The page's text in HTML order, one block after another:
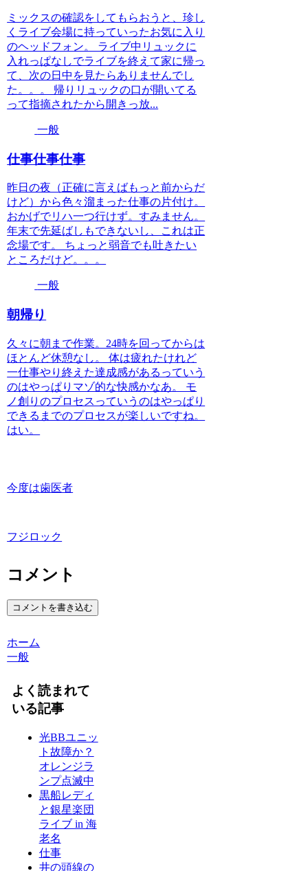
ミックスの確認をしてもらおうと、珍し
くライブ会場に持っていったお気に入り
のヘッドフォン。 ライブ中リュックに
入れっぱなしでライブを終えて家に帰っ
て、次の日中を見たらありませんでし
た。。。 帰りリュックの口が開いてる
って指摘されたから開きっ放...
一般
仕事仕事仕事
昨日の夜（正確に言えばもっと前からだ
けど）から色々溜まった仕事の片付け。
おかげでリハ一つ行けず。すみません。
年末で先延ばしもできないし、これは正
念場です。 ちょっと弱音でも吐きたい
ところだけど。。。
一般
朝帰り
久々に朝まで作業。24時を回ってからは
ほとんど休憩なし。 体は疲れたけれど
一仕事やり終えた達成感があるっていう
のはやっぱりマゾ的な快感かなあ。 モ
ノ創りのプロセスっていうのはやっぱり
できるまでのプロセスが楽しいですね。
はい。
今度は歯医者
フジロック
コメント
コメントを書き込む
ホーム
一般
よく読まれて
いる記事
光BBユニッ
ト故障か？
オレンジラ
ンプ点滅中
黒船レディ
と銀星楽団
ライブ in 海
老名
仕事
井の頭線の